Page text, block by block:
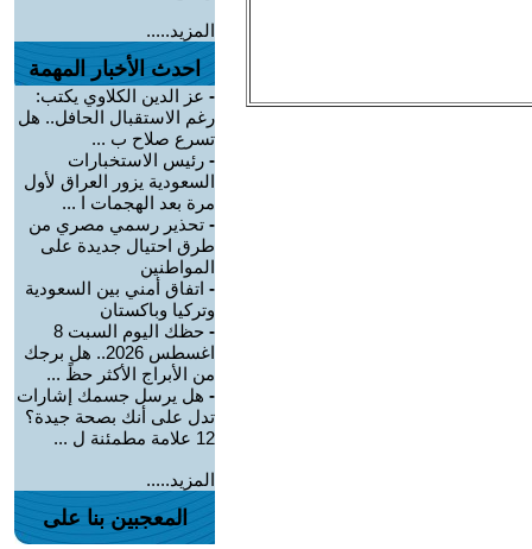
المزيد.....
احدث الأخبار المهمة
- عز الدين الكلاوي يكتب:
رغم الاستقبال الحافل.. هل
تسرع صلاح ب ...
- رئيس الاستخبارات
السعودية يزور العراق لأول
مرة بعد الهجمات ا ...
- تحذير رسمي مصري من
طرق احتيال جديدة على
المواطنين
- اتفاق أمني بين السعودية
وتركيا وباكستان
-
حظك اليوم السبت 8
اغسطس 2026.. هل برجك
من الأبراج الأكثر حظً ...
- هل يرسل جسمك إشارات
تدل على أنك بصحة جيدة؟
12 علامة مطمئنة ل ...
المزيد.....
المعجبين بنا على